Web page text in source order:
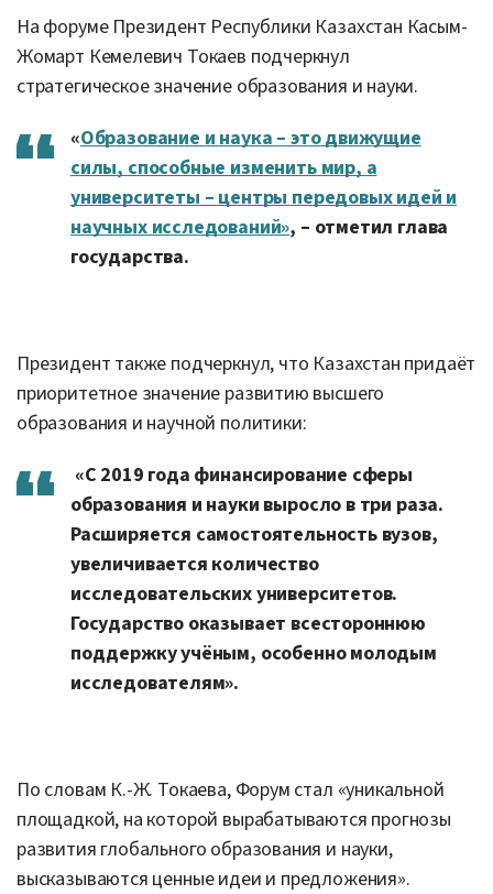
На форуме Президент Республики Казахстан Касым-
Жомарт Кемелевич Токаев подчеркнул
стратегическое значение образования и науки.
«Образование и наука – это движущие
силы, способные изменить мир, а
университеты – центры передовых идей и
научных исследований», – отметил глава
государства.
Президент также подчеркнул, что Казахстан придаёт
приоритетное значение развитию высшего
образования и научной политики:
«С 2019 года финансирование сферы
образования и науки выросло в три раза.
Расширяется самостоятельность вузов,
увеличивается количество
исследовательских университетов.
Государство оказывает всестороннюю
поддержку учёным, особенно молодым
исследователям».
По словам К.-Ж. Токаева, Форум стал «уникальной
площадкой, на которой вырабатываются прогнозы
развития глобального образования и науки,
высказываются ценные идеи и предложения».